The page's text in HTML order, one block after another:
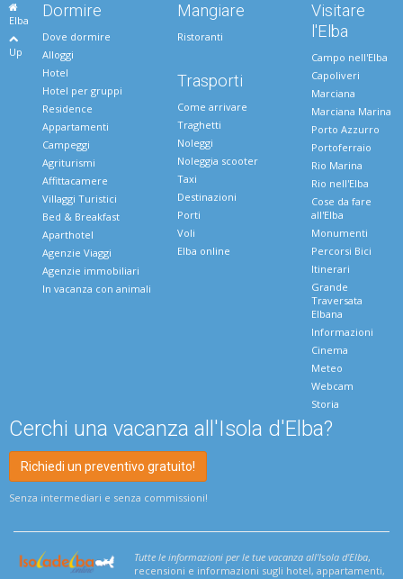
Elba
Up
Dormire
Dove dormire
Alloggi
Hotel
Hotel per gruppi
Residence
Appartamenti
Campeggi
Agriturismi
Affittacamere
Villaggi Turistici
Bed & Breakfast
Aparthotel
Agenzie Viaggi
Agenzie immobiliari
In vacanza con animali
Mangiare
Ristoranti
Trasporti
Come arrivare
Traghetti
Noleggi
Noleggia scooter
Taxi
Destinazioni
Porti
Voli
Elba online
Visitare
l'Elba
Campo nell'Elba
Capoliveri
Marciana
Marciana Marina
Porto Azzurro
Portoferraio
Rio Marina
Rio nell'Elba
Cose da fare
all'Elba
Monumenti
Percorsi Bici
Itinerari
Grande
Traversata
Elbana
Informazioni
Cinema
Meteo
Webcam
Storia
Cerchi una vacanza all'Isola d'Elba?
Richiedi un preventivo gratuito!
Senza intermediari e senza commissioni!
Tutte le informazioni per le tue vacanza all'Isola d'Elba,
recensioni e informazioni sugli hotel, appartamenti,